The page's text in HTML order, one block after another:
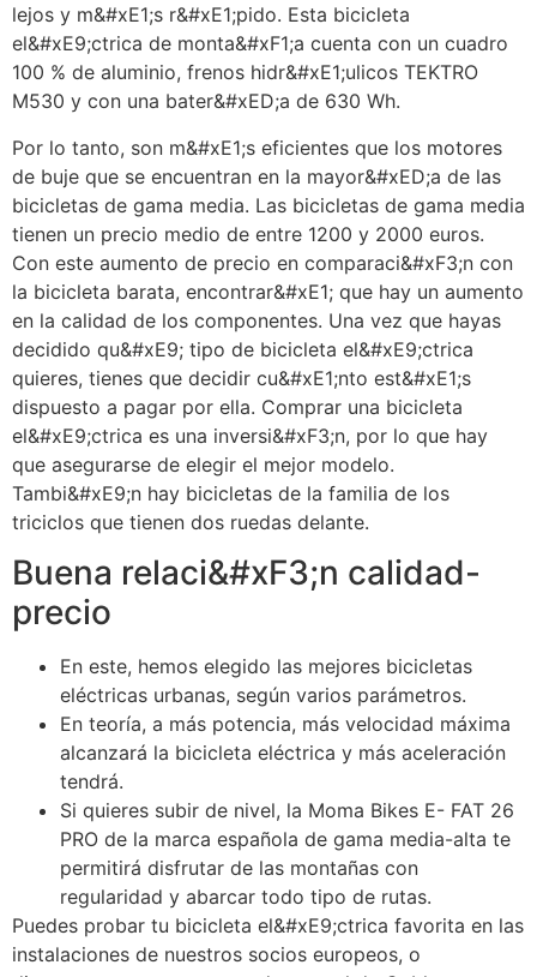
lejos y m&#xE1;s r&#xE1;pido. Esta bicicleta
el&#xE9;ctrica de monta&#xF1;a cuenta con un cuadro
100 % de aluminio, frenos hidr&#xE1;ulicos TEKTRO
M530 y con una bater&#xED;a de 630 Wh.
Por lo tanto, son m&#xE1;s eficientes que los motores
de buje que se encuentran en la mayor&#xED;a de las
bicicletas de gama media. Las bicicletas de gama media
tienen un precio medio de entre 1200 y 2000 euros.
Con este aumento de precio en comparaci&#xF3;n con
la bicicleta barata, encontrar&#xE1; que hay un aumento
en la calidad de los componentes. Una vez que hayas
decidido qu&#xE9; tipo de bicicleta el&#xE9;ctrica
quieres, tienes que decidir cu&#xE1;nto est&#xE1;s
dispuesto a pagar por ella. Comprar una bicicleta
el&#xE9;ctrica es una inversi&#xF3;n, por lo que hay
que asegurarse de elegir el mejor modelo.
Tambi&#xE9;n hay bicicletas de la familia de los
triciclos que tienen dos ruedas delante.
Buena relaci&#xF3;n calidad-
precio
En este, hemos elegido las mejores bicicletas
eléctricas urbanas, según varios parámetros.
En teoría, a más potencia, más velocidad máxima
alcanzará la bicicleta eléctrica y más aceleración
tendrá.
Si quieres subir de nivel, la Moma Bikes E- FAT 26
PRO de la marca española de gama media-alta te
permitirá disfrutar de las montañas con
regularidad y abarcar todo tipo de rutas.
Puedes probar tu bicicleta el&#xE9;ctrica favorita en las
instalaciones de nuestros socios europeos, o